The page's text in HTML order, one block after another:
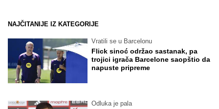
NAJČITANIJE IZ KATEGORIJE
Vratili se u Barcelonu
Flick sinoć održao sastanak, pa
trojici igrača Barcelone saopštio da
napuste pripreme
Odluka je pala